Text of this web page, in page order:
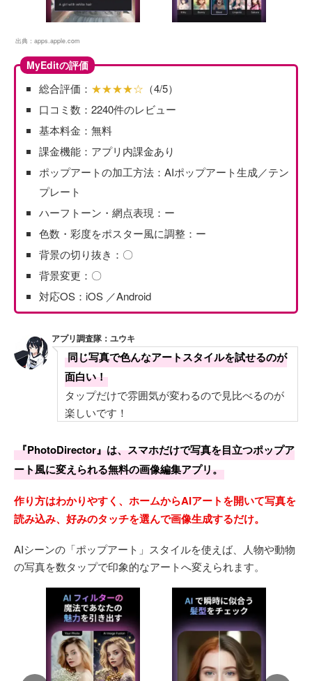
出典： apps.apple.com
MyEditの評価
総合評価： ★★★★☆ （4/5）
口コミ数：2240件のレビュー
基本料金：無料
課金機能：アプリ内課金あり
ポップアートの加工方法：AIポップアート生成／テン
プレート
ハーフトーン・網点表現：ー
色数・彩度をポスター風に調整：ー
背景の切り抜き：〇
背景変更：〇
対応OS：iOS ／Android
アプリ調査隊：ユウキ
同じ写真で色んなアートスタイルを試せるのが
面白い！
タップだけで雰囲気が変わるので見比べるのが
楽しいです！
『PhotoDirector』は、スマホだけで写真を目立つポップア
ート風に変えられる無料の画像編集アプリ。
作り方はわかりやすく、ホームからAIアートを開いて写真を
読み込み、好みのタッチを選んで画像生成するだけ。
AIシーンの「ポップアート」スタイルを使えば、人物や動物
の写真を数タップで印象的なアートへ変えられます。